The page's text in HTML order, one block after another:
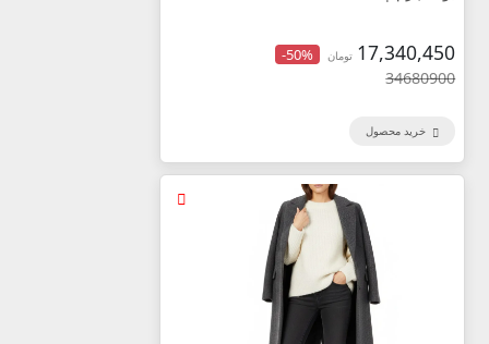
17,340,450 تومان -50%
34680900
خرید محصول